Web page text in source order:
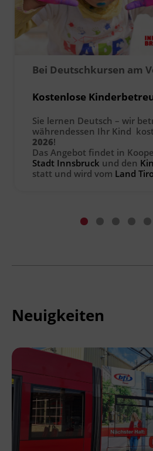
Ingenieurzertifizierung
Deutsch und Integration
Akademisches Studienzentrum
BFI Reutte
Bei Deutschkursen am
Kostenlose
Sie lernen Deutsch – wir
währendessen Ihr Kind
2026!
Das Angebot findet in
Stadt Innsbruck und den
statt und wird vom Land
Neuigkeiten